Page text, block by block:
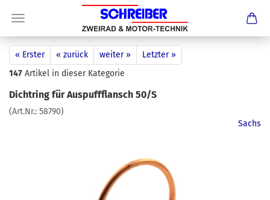
« Erster « zurück weiter »
Letzter »
147 Artikel in dieser Kategorie
Dichtring für Auspuffflansch 50/S
(Art.Nr.: 58790)
Sachs